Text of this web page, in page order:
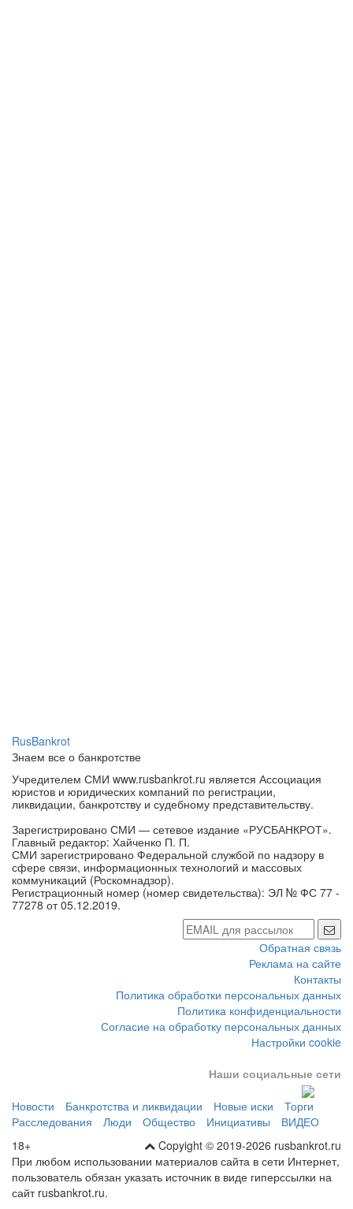
RusBankrot
Знаем все о банкротстве
Учредителем СМИ www.rusbankrot.ru является Ассоциация
юристов и юридических компаний по регистрации,
ликвидации, банкротству и судебному представительству.
Зарегистрировано СМИ — сетевое издание «РУСБАНКРОТ».
Главный редактор: Хайченко П. П.
СМИ зарегистрировано Федеральной службой по надзору в
сфере связи, информационных технологий и массовых
коммуникаций (Роскомнадзор).
Регистрационный номер (номер свидетельства): ЭЛ № ФС 77 -
77278 от 05.12.2019.
Обратная связь
Реклама на сайте
Контакты
Политика обработки персональных данных
Политика конфиденциальности
Согласие на обработку персональных данных
Настройки cookie
Наши социальные сети
Новости Банкротства и ликвидации Новые иски
Торги
Расследования
Люди Общество Инициативы
ВИДЕО
Copyight © 2019-2026 rusbankrot.ru
18+
При любом использовании материалов сайта в сети Интернет,
пользователь обязан указать источник в виде гиперссылки на
сайт rusbankrot.ru.